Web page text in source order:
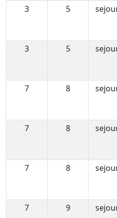
3
5
3
5
7
8
7
8
7
8
7
9